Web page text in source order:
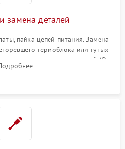
замена деталей
пайка цепей питания. Замена
термоблока или тупых
силиконовых уплотнителей (O-
для надежного устранения